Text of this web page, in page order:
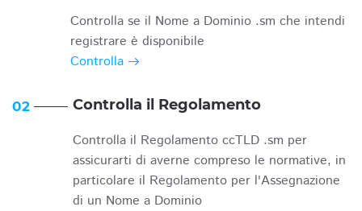
Controlla se il Nome a Dominio .sm che intendi
registrare è disponibile
Controlla
02 Controlla il Regolamento
Controlla il Regolamento ccTLD .sm per
assicurarti di averne compreso le normative, in
particolare il Regolamento per l'Assegnazione
di un Nome a Dominio